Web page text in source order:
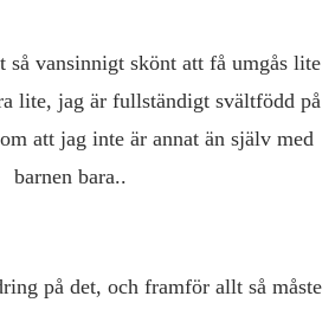
så vansinnigt skönt att få umgås lite
lite, jag är fullständigt svältfödd på
att jag inte är annat än själv med
barnen bara..
på det, och framför allt så måste